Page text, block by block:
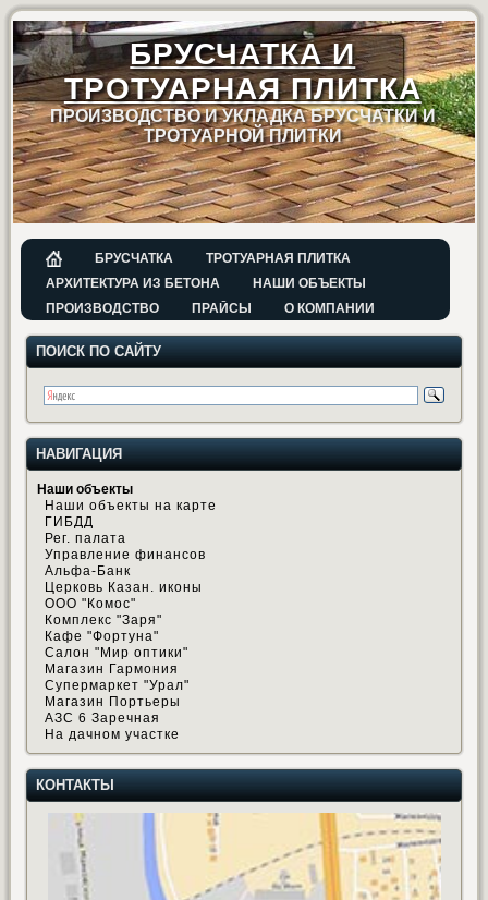
БРУСЧАТКА И
ТРОТУАРНАЯ ПЛИТКА
ПРОИЗВОДСТВО И УКЛАДКА БРУСЧАТКИ И
ТРОТУАРНОЙ ПЛИТКИ
БРУСЧАТКА
ТРОТУАРНАЯ ПЛИТКА
АРХИТЕКТУРА ИЗ БЕТОНА
НАШИ ОБЪЕКТЫ
ПРОИЗВОДСТВО
ПРАЙСЫ О КОМПАНИИ
ПОИСК ПО САЙТУ
НАВИГАЦИЯ
Наши объекты
Наши объекты на карте
ГИБДД
Рег. палата
Управление финансов
Альфа-Банк
Церковь Казан. иконы
ООО "Комос"
Комплекс "Заря"
Кафе "Фортуна"
Салон "Мир оптики"
Магазин Гармония
Супермаркет "Урал"
Магазин Портьеры
АЗС 6 Заречная
На дачном участке
КОНТАКТЫ